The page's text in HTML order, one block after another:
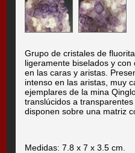
Grupo de cristales de
ligeramente biselados y
en las caras y aristas.
intenso en las aristas, muy
ejemplares de la mina
translúcidos a
disponen sobre una matriz
Medidas: 7.8 x 7 x 3.5 cm.